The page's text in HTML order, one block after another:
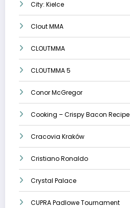
City: Kielce
Clout MMA
CLOUTMMA
CLOUTMMA 5
Conor McGregor
Cooking – Crispy Bacon Recipe
Cracovia Kraków
Cristiano Ronaldo
Crystal Palace
CUPRA Padlowe Tournament